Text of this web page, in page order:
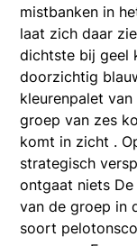
mistbanken in
laat zich daar
dichtste bij geel
doorzichtig
kleurenpalet
groep van zes
komt in zicht .
strategisch
ontgaat niets
van de groep in
soort